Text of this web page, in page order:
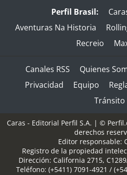
Perfil Brasil:
Aventuras Na Historia
Recreio
Canales RSS Quienes
Privacidad
Equipo
Tránsito
Caras - Editorial Perfil S.A. | ©
derechos
Editor responsable:
Registro de la propiedad
Dirección: California 2715,
Teléfono: (+5411) 7091-4921 /